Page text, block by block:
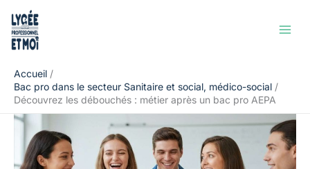
contenu
Accueil
Bac pro dans le secteur Sanitaire et social, médico-social
Découvrez les débouchés : métier après un bac pro AEPA
Rechercher